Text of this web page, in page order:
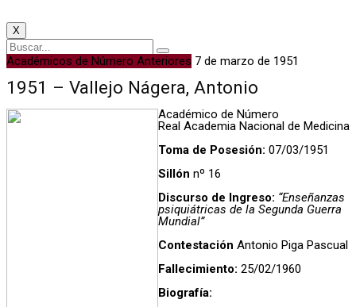
X
Académicos de Número Anteriores 7 de marzo de 1951
1951 – Vallejo Nágera, Antonio
Académico de Número
Real Academia Nacional de Medicina
Toma de Posesión: 07/03/1951
Sillón nº 16
Discurso de Ingreso: “Enseñanzas
psiquiátricas de la Segunda Guerra
Mundial”
Contestación Antonio Piga Pascual
Fallecimiento: 25/02/1960
Biografía: